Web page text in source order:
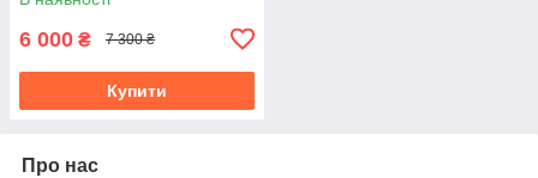
6 000 ₴ 7 300 ₴
Купити
Про нас